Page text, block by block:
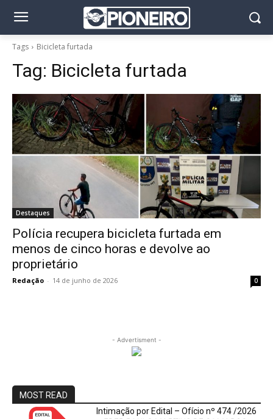
Tags Bicicleta furtada
Tag: Bicicleta furtada
Destaques
Polícia recupera bicicleta furtada em
menos de cinco horas e devolve ao
proprietário
Redação - 14 de junho de 2026 0
- Advertisment -
MOST READ
Intimação por Edital – Ofício nº 474 /2026